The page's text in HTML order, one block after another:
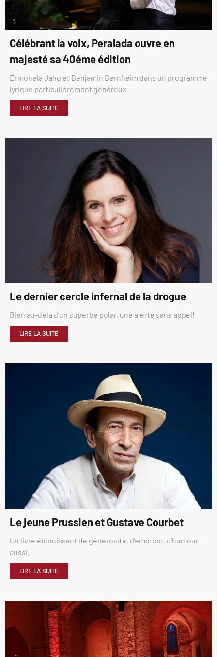
Célébrant la voix, Peralada ouvre en
majesté sa 40éme édition
Ermonela Jaho et Benjamin Bernheim dans un programme
lyrique particulièrement généreux
LIRE LA SUITE
Le dernier cercle infernal de la drogue
Bien au-delà d’un superbe polar, une alerte sans appel!
LIRE LA SUITE
Le jeune Prussien et Gustave Courbet
Un livre éblouissant de générosité, d’émotion, d’humour
aussi.
LIRE LA SUITE